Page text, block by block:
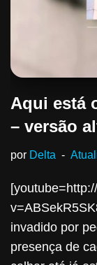
Aqui está
– versão
por Delta
invadido por
presença de